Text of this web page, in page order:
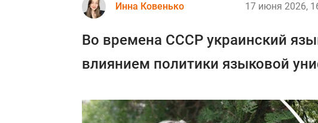
Инна Ковенько 17 июня 2026,
Во времена СССР украинский
влиянием политики языковой